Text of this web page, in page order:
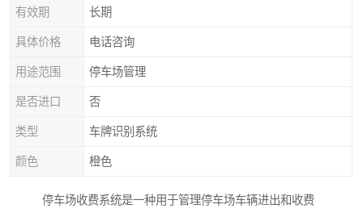
有效期 长期
具体价格 电话咨询
用途范围 停车场管理
是否进口 否
类型 车牌识别系统
颜色 橙色
停车场收费系统是一种用于管理停车场车辆进出和收费